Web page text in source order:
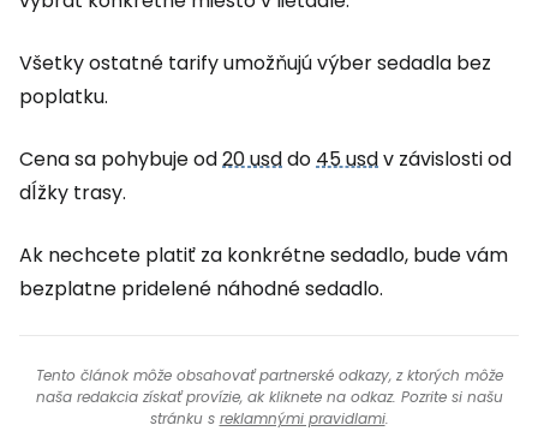
Všetky ostatné tarify umožňujú výber sedadla bez
poplatku.
Cena sa pohybuje od20 usddo 45 usdv závislosti od
dĺžky trasy.
Ak nechcete platiť za konkrétne sedadlo, bude vám
bezplatne pridelené náhodné sedadlo.
Tento článok môže obsahovať partnerské odkazy, z ktorých môže
naša redakcia získať provízie, ak kliknete na odkaz. Pozrite si našu
stránku s reklamnými pravidlami.